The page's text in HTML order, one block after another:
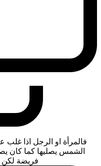
فالمرأة او الرجل اذا غلب
الشمس يصليها كما كان
فريضة لكن